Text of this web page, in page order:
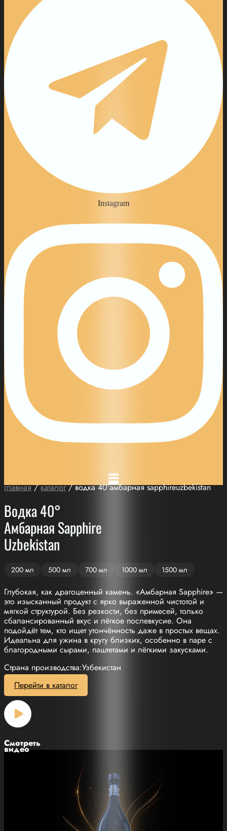
Instagram
главная/каталог/ водка 40°амбарная sapphireuzbekistan
Водка 40°
Амбарная Sapphire
Uzbekistan
200 мл 500 мл 700 мл 1000 мл 1500 мл
Глубокая, как драгоценный камень. «Амбарная Sapphire» —
это изысканный продукт с ярко выраженной чистотой и
мягкой структурой. Без резкости, без примесей, только
сбалансированный вкус и лёгкое послевкусие. Она
подойдёт тем, кто ищет утончённость даже в простых вещах.
Идеальна для ужина в кругу близких, особенно в паре с
благородными сырами, паштетами и лёгкими закусками.
Страна производства:Узбекистан
Перейти в каталог
Смотреть
видео